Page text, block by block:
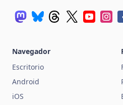
Navegador
Escritorio
Android
iOS